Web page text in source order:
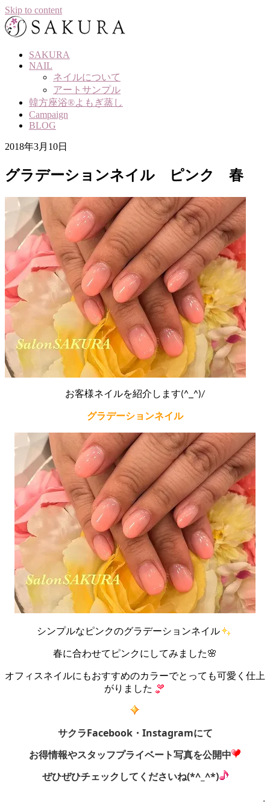
Skip to content
SAKURA
NAIL
ネイルについて
アートサンプル
韓方座浴®よもぎ蒸し
Campaign
BLOG
2018年3月10日
グラデーションネイル ピンク 春
お客様ネイルを紹介します(^_^)/
グラデーションネイル
シンプルなピンクのグラデーションネイル
春に合わせてピンクにしてみました🌸
オフィスネイルにもおすすめのカラーでとっても可愛く仕上
がりました
サクラFacebook・Instagramにて
お得情報やスタッフプライベート写真を公開中
ぜひぜひチェックしてくださいね(*^_^*)
.